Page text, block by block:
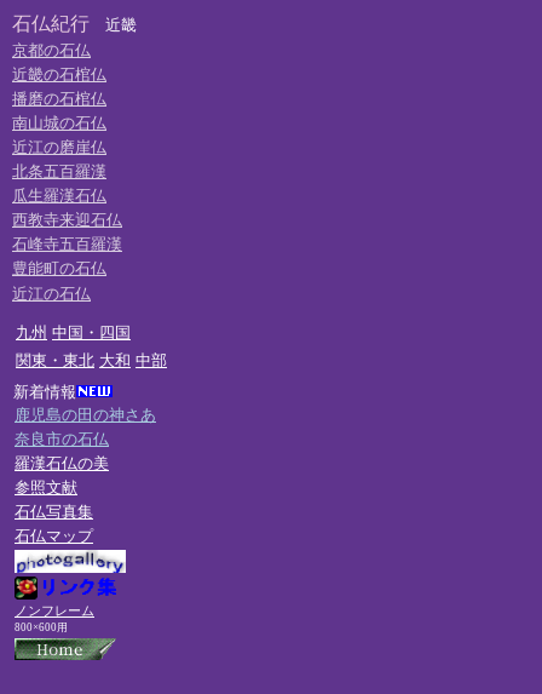
石仏紀行 近畿
京都の石仏
近畿の石棺仏
播磨の石棺仏
南山城の石仏
近江の磨崖仏
北条五百羅漢
瓜生羅漢石仏
西教寺来迎石仏
石峰寺五百羅漢
豊能町の石仏
近江の石仏
九州 中国・四国
関東・東北 大和 中部
新着情報
鹿児島の田の神さあ
奈良市の石仏
羅漢石仏の美
参照文献
石仏写真集
石仏マップ
ノンフレーム
800×600用